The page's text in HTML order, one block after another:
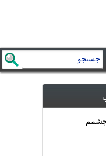
چشمم